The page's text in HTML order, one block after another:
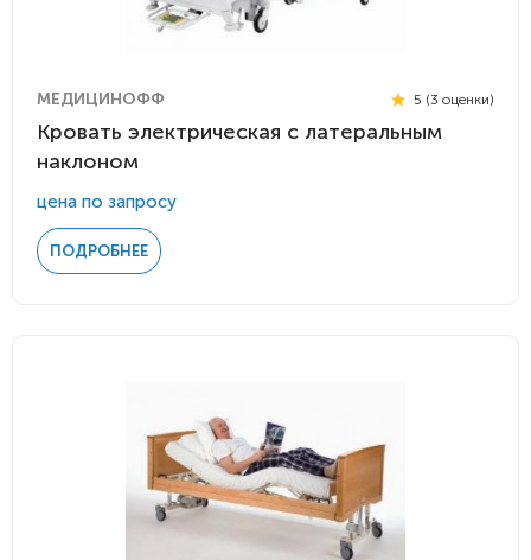
МЕДИЦИНОФФ 5 (3 оценки)
Кровать электрическая с латеральным
наклоном
цена по запросу
ПОДРОБНЕЕ